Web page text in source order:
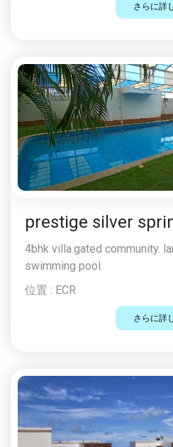
さらに詳
prestige silver
4bhk villa.gated community.
swimming pool.
位置 : ECR
さらに詳